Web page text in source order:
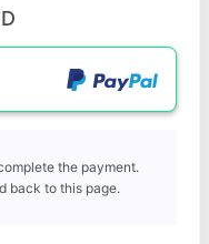
the payment.
back to this page.